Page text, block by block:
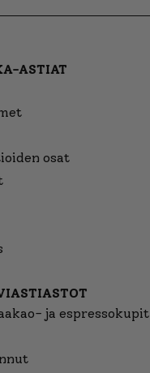
ASTIAT
osat
ja espressokupit